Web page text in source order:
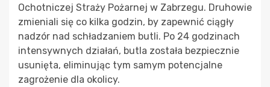
Ochotniczej Straży Pożarnej w Zabrzegu. Druhowie
zmieniali się co kilka godzin, by zapewnić ciągły
nadzór nad schładzaniem butli. Po 24 godzinach
intensywnych działań, butla została bezpiecznie
usunięta, eliminując tym samym potencjalne
zagrożenie dla okolicy.